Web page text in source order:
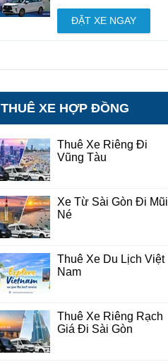
ĐẶT XE NGAY
THUÊ XE HỢP ĐỒNG
Thuê Xe Riêng Đi
Vũng Tàu
Xe Từ Sài Gòn Đi Mũi
Né
Thuê Xe Du Lịch Việt
Nam
Thuê Xe Riêng Rạch
Giá Đi Sài Gòn